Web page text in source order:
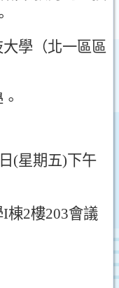
大學 （北一區區
。
日 (星期五)下午
I棟2樓203會議